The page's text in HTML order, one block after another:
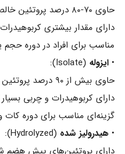
حاوی ۷۰-۸۰ درصد پروتئین خالص.
دارای مقدار بیشتری
مناسب برای افراد در دوره
• ایزوله (Isolate):
حاوی بیش از ۹۰ درصد پروتئین خالص.
دارای کربوهیدرات و چربی
گزینه‌ای مناسب برای دوره کات و
• هیدرولیز شده (Hydrolyzed):
دارای پروتئین‌های پیش‌ هضم‌